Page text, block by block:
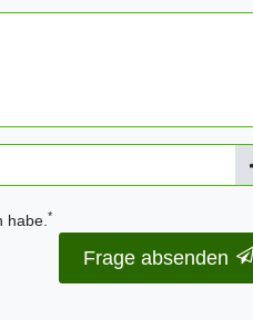
habe. *
Frage absenden